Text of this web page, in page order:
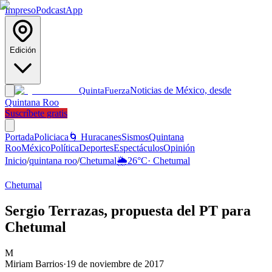
ImpresoPodcastApp
Edición
QuintaFuerzaNoticias de México, desde
Quintana Roo
Suscríbete gratis
PortadaPoliciaca 🌀 HuracanesSismosQuintana
RooMéxicoPolíticaDeportesEspectáculosOpinión
Inicio/quintana roo/Chetumal🌦️26°C· Chetumal
Chetumal
Sergio Terrazas, propuesta del PT para
Chetumal
M
Miriam Barrios·19 de noviembre de 2017